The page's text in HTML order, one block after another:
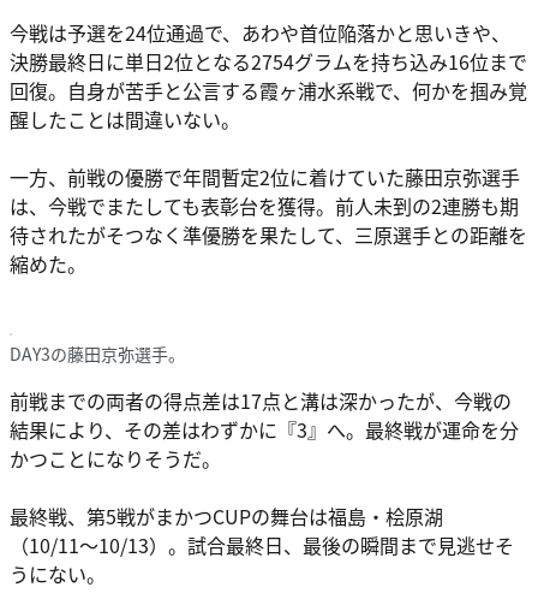
今戦は予選を24位通過で、あわや首位陥落かと思いきや、
決勝最終日に単日2位となる2754グラムを持ち込み16位まで
回復。自身が苦手と公言する霞ヶ浦水系戦で、何かを掴み覚
醒したことは間違いない。
一方、前戦の優勝で年間暫定2位に着けていた藤田京弥選手
は、今戦でまたしても表彰台を獲得。前人未到の2連勝も期
待されたがそつなく準優勝を果たして、三原選手との距離を
縮めた。
DAY3の藤田京弥選手。
前戦までの両者の得点差は17点と溝は深かったが、今戦の
結果により、その差はわずかに『3』へ。最終戦が運命を分
かつことになりそうだ。
最終戦、第5戦がまかつCUPの舞台は福島・桧原湖
（10/11〜10/13）。試合最終日、最後の瞬間まで見逃せそ
うにない。